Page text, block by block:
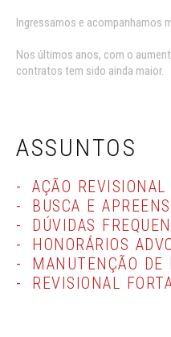
Ingressamos e acompanhamos
Nos últimos anos, com o
contratos tem sido ainda maior.
ASSUNTOS
AÇÃO REVISIONAL
BUSCA E
DÚVIDAS
HONORÁRIOS
MANUTENÇÃO DE
REVISIONAL